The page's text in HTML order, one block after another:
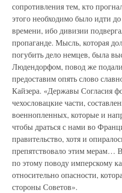
сопротивления тем, кто
этого необходимо было идти
времени, ибо дивизии
пропаганде. Мысль, которая
погубить дело немцев, была
Людендорфом, повод же
предоставим опять слово
Кайзера. «Державы Согласия
чехословацкие части,
военнопленных, которые и
чтобы драться с нами во
правительство, хотя и
препятствовало этим мерам…
по этому поводу имперскому
относительно опасности,
стороны Советов».